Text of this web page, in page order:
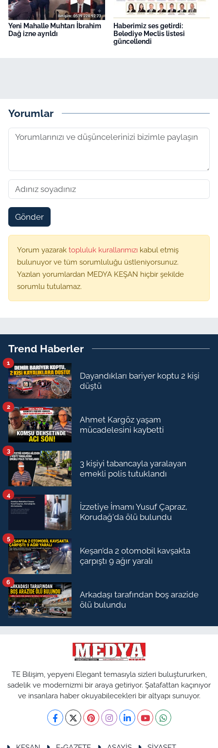
Yeni Mahalle Muhtarı İbrahim
Dağ izne ayrıldı
Haberimiz ses getirdi:
Belediye Meclis listesi
güncellendi
Yorumlar
Gönder
Yorum yazarak topluluk kurallarımızı kabul etmiş
bulunuyor ve tüm sorumluluğu üstleniyorsunuz.
Yazılan yorumlardan MEDYA KEŞAN hiçbir şekilde
sorumlu tutulamaz.
Trend Haberler
Dayandıkları bariyer koptu 2 kişi
düştü
1
Ahmet Kargöz yaşam
mücadelesini kaybetti
2
3 kişiyi tabancayla yaralayan
emekli polis tutuklandı
3
İzzetiye İmamı Yusuf Çapraz,
Korudağ'da ölü bulundu
4
Keşan’da 2 otomobil kavşakta
çarpıştı 9 ağır yaralı
5
Arkadaşı tarafından boş arazide
ölü bulundu
6
TE Bilişim, yepyeni Elegant temasıyla sizleri buluştururken,
sadelik ve modernizmi bir araya getiriyor. Şatafattan kaçınıyor
ve insanlara haber okuyabilecekleri bir altyapı sunuyor.